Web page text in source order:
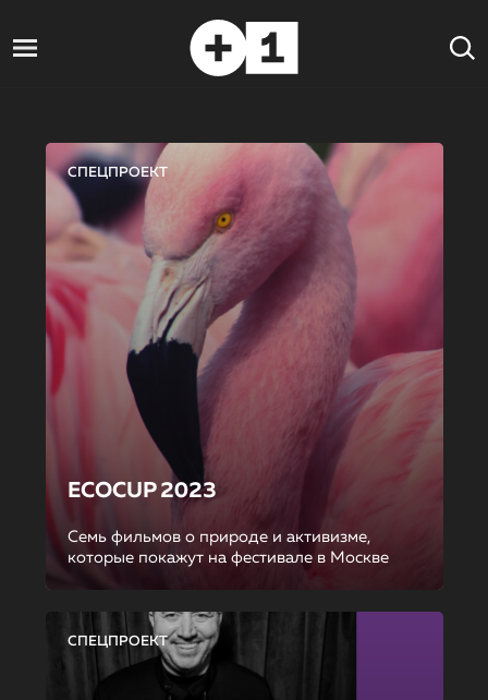
СПЕЦПРОЕКТ
ECOCUP 2023
Семь фильмов о природе и активизме,
которые покажут на фестивале в Москве
СПЕЦПРОЕКТ